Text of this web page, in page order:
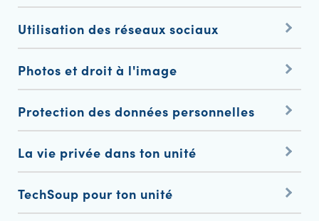
Utilisation des réseaux sociaux
Photos et droit à l'image
Protection des données personnelles
La vie privée dans ton unité
TechSoup pour ton unité